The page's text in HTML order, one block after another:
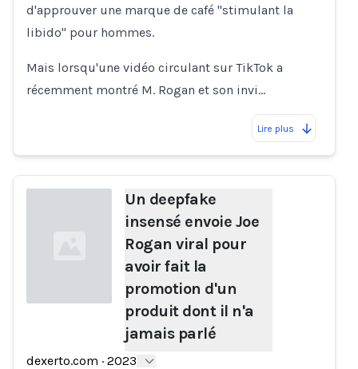
d'approuver une marque de café "stimulant la
libido" pour hommes.
Mais lorsqu'une vidéo circulant sur TikTok a
récemment montré M. Rogan et son invi…
Lire plus
Un deepfake
insensé envoie Joe
Rogan viral pour
avoir fait la
promotion d'un
produit dont il n'a
jamais parlé
dexerto.com · 2023